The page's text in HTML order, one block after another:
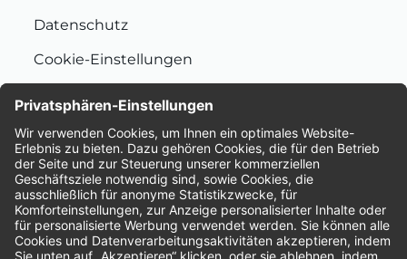
Datenschutz
Cookie-Einstellungen
Bewertungen